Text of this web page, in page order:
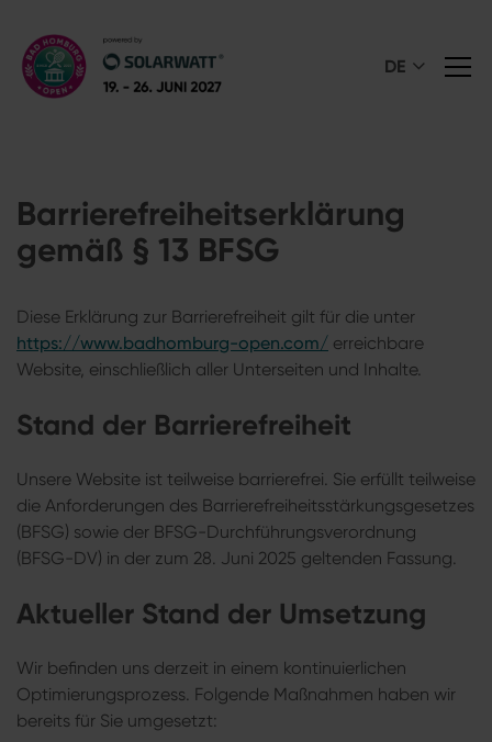
DE
Barrierefreiheitserklärung
gemäß § 13 BFSG
Diese Erklärung zur Barrierefreiheit gilt für die unter
https://www.badhomburg-open.com/ erreichbare
Website, einschließlich aller Unterseiten und Inhalte.
Stand der Barrierefreiheit
Unsere Website ist teilweise barrierefrei. Sie erfüllt teilweise
die Anforderungen des Barrierefreiheitsstärkungsgesetzes
(BFSG) sowie der BFSG-Durchführungsverordnung
(BFSG-DV) in der zum 28. Juni 2025 geltenden Fassung.
Aktueller Stand der Umsetzung
Wir befinden uns derzeit in einem kontinuierlichen
Optimierungsprozess. Folgende Maßnahmen haben wir
bereits für Sie umgesetzt: